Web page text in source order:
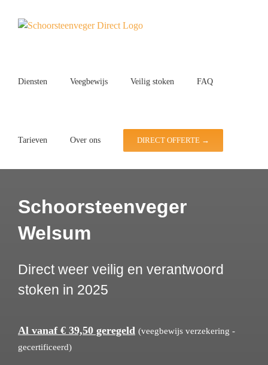
Diensten Veegbewijs Veilig stoken FAQ
Tarieven Over ons DIRECT OFFERTE →
Schoorsteenveger
Welsum
Direct weer veilig en verantwoord
stoken in 2025
Al vanaf € 39,50 geregeld (veegbewijs verzekering -
gecertificeerd)